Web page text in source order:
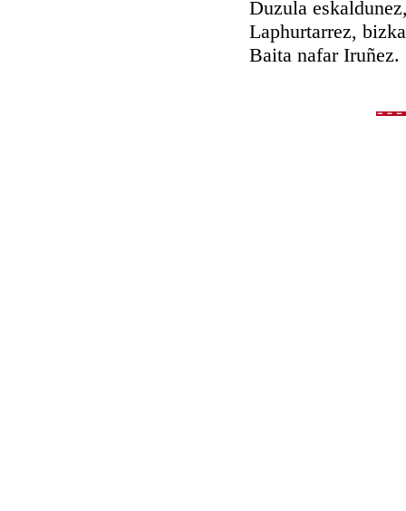
Duzula
Laphurtarrez,
Baita nafar Iruñez.